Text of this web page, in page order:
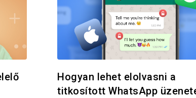
Oszd meg ezt a cikket
Twitter Link másolása
Hogyan lehet elolvasni a
titkosított WhatsApp